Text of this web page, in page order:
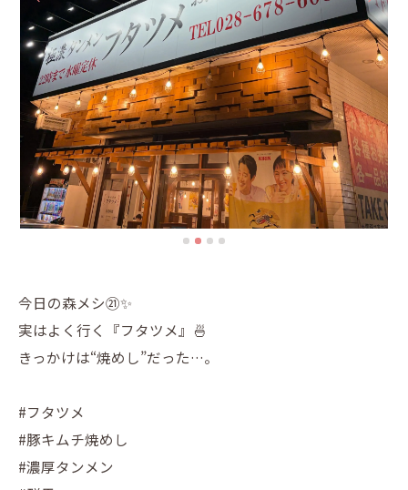
今日の森メシ㉑✨
実はよく行く『フタツメ』🍜
きっかけは“焼めし”だった…。
#フタツメ
#豚キムチ焼めし
#濃厚タンメン